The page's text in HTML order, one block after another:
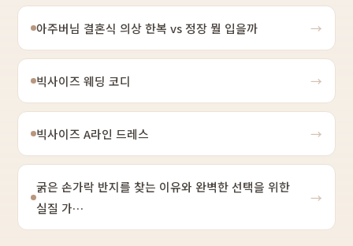
아주버님 결혼식 의상 한복 vs 정장 뭘 입을까 →
빅사이즈 웨딩 코디 →
빅사이즈 A라인 드레스 →
굵은 손가락 반지를 찾는 이유와 완벽한 선택을 위한
실질 가…
→